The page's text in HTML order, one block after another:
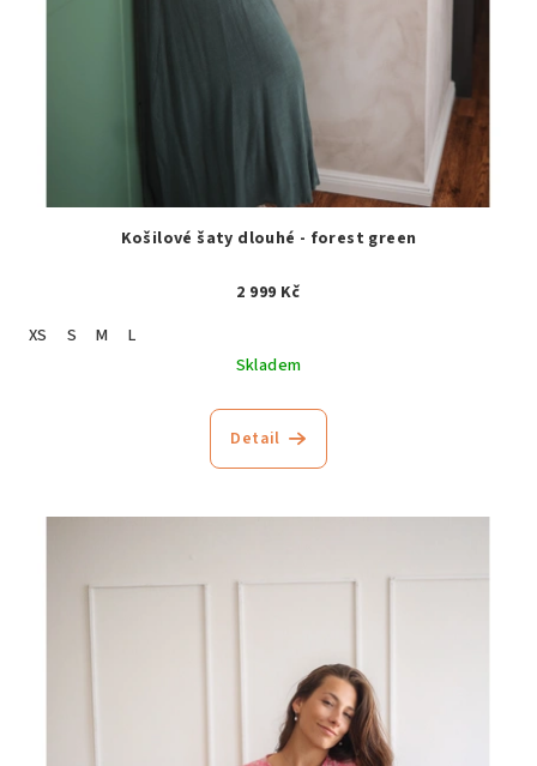
Košilové šaty dlouhé - forest green
2 999 Kč
XS
S M
L
Skladem
Detail